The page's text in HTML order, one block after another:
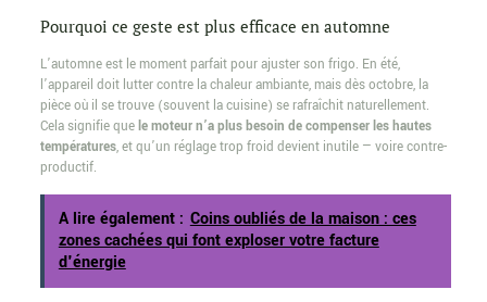
Pourquoi ce geste est plus efficace en automne
L’automne est le moment parfait pour ajuster son frigo. En été,
l’appareil doit lutter contre la chaleur ambiante, mais dès octobre, la
pièce où il se trouve (souvent la cuisine) se rafraîchit naturellement.
Cela signifie quele moteur n’a plus besoin de compenser les hautes
températures, et qu’un réglage trop froid devient inutile — voire contre-
productif.
A lire également : Coins oubliés de la maison : ces
zones cachées qui font exploser votre facture
d'énergie